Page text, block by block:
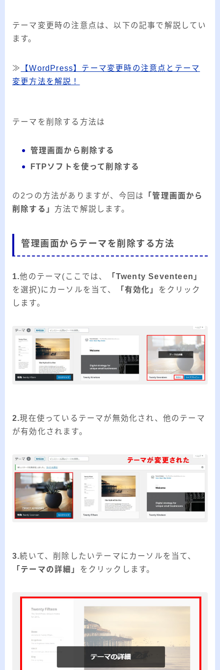
テーマ変更時の注意点は、以下の記事で解説してい
ます。
≫
【WordPress】テーマ変更時の注意点とテーマ
変更方法を解説！
テーマを削除する方法は
管理画面から削除する
FTPソフトを使って削除する
の2つの方法がありますが、今回は
「管理画面から
削除する」 方法で解説します。
管理画面からテーマを削除する方法
1.他のテーマ(ここでは、
「Twenty Seventeen」
を選択)にカーソルを当て、
「有効化」 をクリック
します。
2.現在使っているテーマが無効化され、他のテーマ
が有効化されます。
3.続いて、削除したいテーマにカーソルを当て、
「テーマの詳細」 をクリックします。